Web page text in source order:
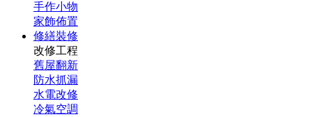
手作小物
家飾佈置
修繕裝修
改修工程
舊屋翻新
防水抓漏
水電改修
冷氣空調